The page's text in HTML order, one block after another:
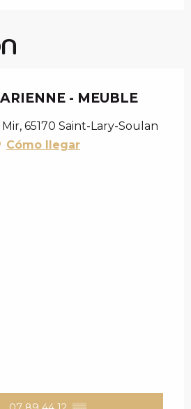
- MEUBLE
65170 Saint-Lary-Soulan
Cómo llegar